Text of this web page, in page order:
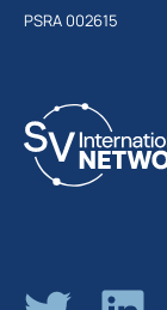
PSRA 002615